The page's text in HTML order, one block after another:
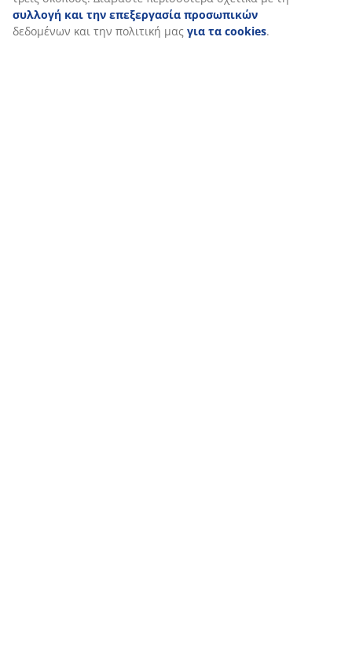
συλλογή και την επεξεργασία προσωπικών
δεδομένων και την πολιτική μας για τα cookies.